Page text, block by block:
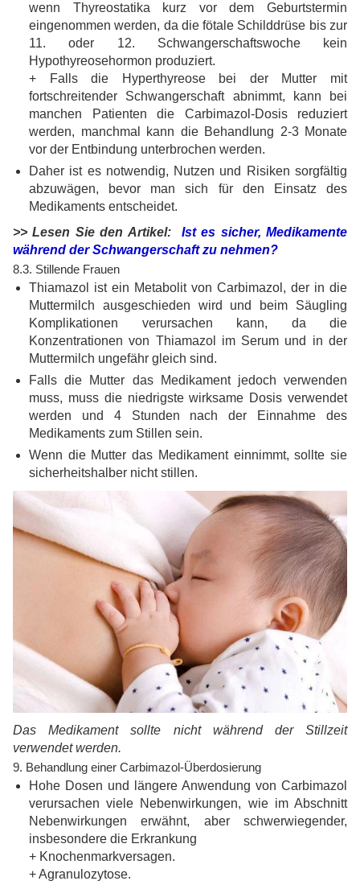
wenn Thyreostatika kurz vor dem Geburtstermin
eingenommen werden, da die fötale Schilddrüse bis zur
11. oder 12. Schwangerschaftswoche kein
Hypothyreosehormon produziert.
+ Falls die Hyperthyreose bei der Mutter mit
fortschreitender Schwangerschaft abnimmt, kann bei
manchen Patienten die Carbimazol-Dosis reduziert
werden, manchmal kann die Behandlung 2-3 Monate
vor der Entbindung unterbrochen werden.
Daher ist es notwendig, Nutzen und Risiken sorgfältig
abzuwägen, bevor man sich für den Einsatz des
Medikaments entscheidet.
>> Lesen Sie den Artikel: Ist es sicher, Medikamente
während der Schwangerschaft zu nehmen?
8.3. Stillende Frauen
Thiamazol ist ein Metabolit von Carbimazol, der in die
Muttermilch ausgeschieden wird und beim Säugling
Komplikationen verursachen kann, da die
Konzentrationen von Thiamazol im Serum und in der
Muttermilch ungefähr gleich sind.
Falls die Mutter das Medikament jedoch verwenden
muss, muss die niedrigste wirksame Dosis verwendet
werden und 4 Stunden nach der Einnahme des
Medikaments zum Stillen sein.
Wenn die Mutter das Medikament einnimmt, sollte sie
sicherheitshalber nicht stillen.
Das Medikament sollte nicht während der Stillzeit
verwendet werden.
9. Behandlung einer Carbimazol-Überdosierung
Hohe Dosen und längere Anwendung von Carbimazol
verursachen viele Nebenwirkungen, wie im Abschnitt
Nebenwirkungen erwähnt, aber schwerwiegender,
insbesondere die Erkrankung
+ Knochenmarkversagen.
+ Agranulozytose.